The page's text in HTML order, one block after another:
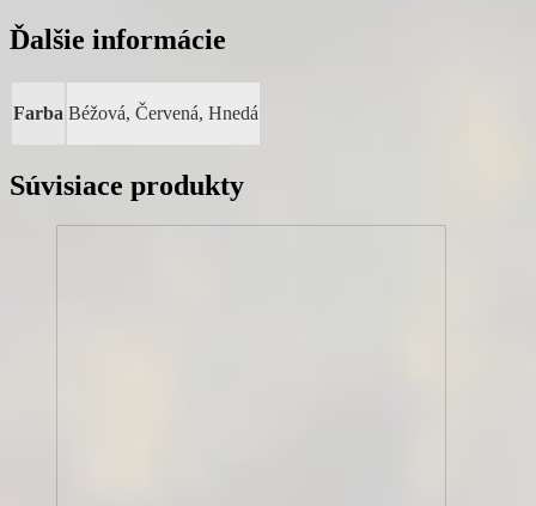
Ďalšie informácie
Farba Béžová, Červená, Hnedá
Súvisiace produkty